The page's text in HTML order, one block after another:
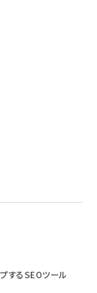
するSEOツール